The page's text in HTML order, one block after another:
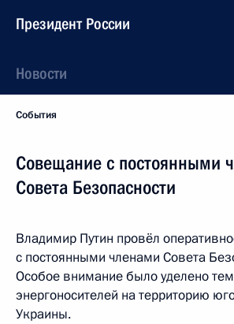
Президент России
Новости
События
Совещание с постоянными
Совета Безопасности
Владимир Путин провёл
с постоянными членами Совета
Особое внимание было уделено
энергоносителей на территорию
Украины.